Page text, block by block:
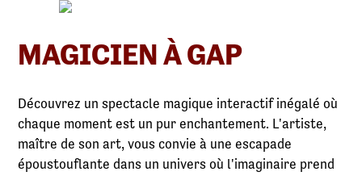
MAGICIEN À GAP
Découvrez un spectacle magique interactif inégalé où
chaque moment est un pur enchantement. L'artiste,
maître de son art, vous convie à une escapade
époustouflante dans un univers où l'imaginaire prend